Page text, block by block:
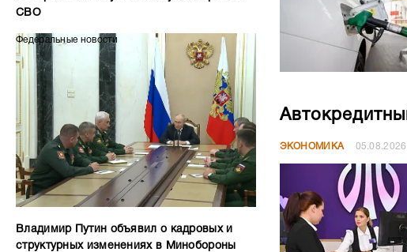
СВО
Федеральные новости
Владимир Путин объявил о кадровых и
структурных изменениях в Минобороны
ЭКОНОМИКА 05.08.2026